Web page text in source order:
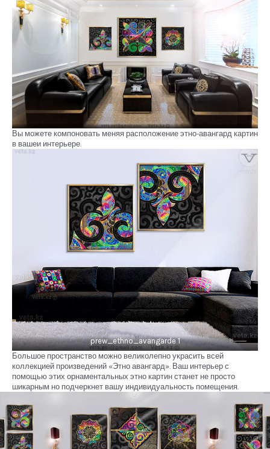
Вы можете компоновать меняя расположение этно-авангард картин
в вашеи интерьере.
prew_ethno_avangarde 1
Большое пространство можно великолепно украсить всей
коллекцией произведений «Этно авангард». Ваш интерьер с
помощью этих орнаментальных этно картин станет не просто
шикарным но подчеркнет вашу индивидуальность помещения.